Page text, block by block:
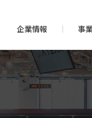
企業情報 事